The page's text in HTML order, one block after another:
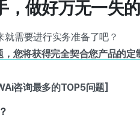
，做好万无一失
需要进行实务准备了吧？
您将获得完全契合您产品的定
咨询最多的TOP5问题]